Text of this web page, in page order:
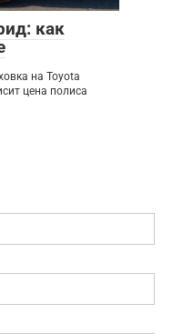
как
на Toyota
цена полиса